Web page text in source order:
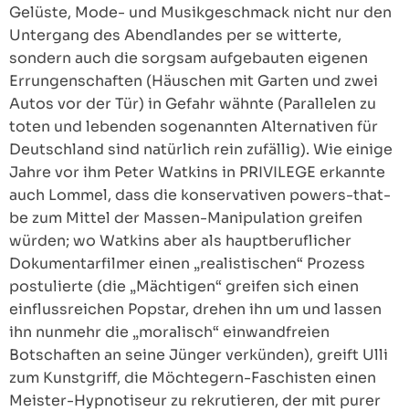
Gelüste, Mode- und Musikgeschmack nicht nur den
Untergang des Abendlandes per se witterte,
sondern auch die sorgsam aufgebauten eigenen
Errungenschaften (Häuschen mit Garten und zwei
Autos vor der Tür) in Gefahr wähnte (Parallelen zu
toten und lebenden sogenannten Alternativen für
Deutschland sind natürlich rein zufällig). Wie einige
Jahre vor ihm Peter Watkins in PRIVILEGE erkannte
auch Lommel, dass die konservativen powers-that-
be zum Mittel der Massen-Manipulation greifen
würden; wo Watkins aber als hauptberuflicher
Dokumentarfilmer einen „realistischen“ Prozess
postulierte (die „Mächtigen“ greifen sich einen
einflussreichen Popstar, drehen ihn um und lassen
ihn nunmehr die „moralisch“ einwandfreien
Botschaften an seine Jünger verkünden), greift Ulli
zum Kunstgriff, die Möchtegern-Faschisten einen
Meister-Hypnotiseur zu rekrutieren, der mit purer